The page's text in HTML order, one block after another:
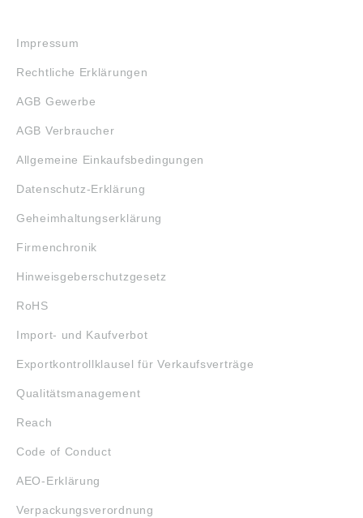
Impressum
Rechtliche Erklärungen
AGB Gewerbe
AGB Verbraucher
Allgemeine Einkaufsbedingungen
Datenschutz-Erklärung
Geheimhaltungserklärung
Firmenchronik
Hinweisgeberschutzgesetz
RoHS
Import- und Kaufverbot
Exportkontrollklausel für Verkaufsverträge
Qualitätsmanagement
Reach
Code of Conduct
AEO-Erklärung
Verpackungsverordnung